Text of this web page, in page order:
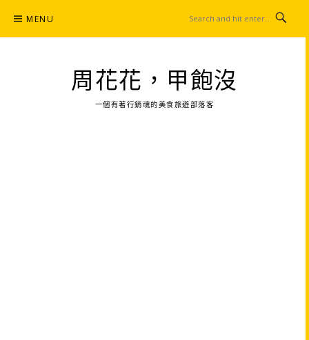
content
MENU
周花花，甲飽沒
一個有著行銷魂的美食旅遊部落客